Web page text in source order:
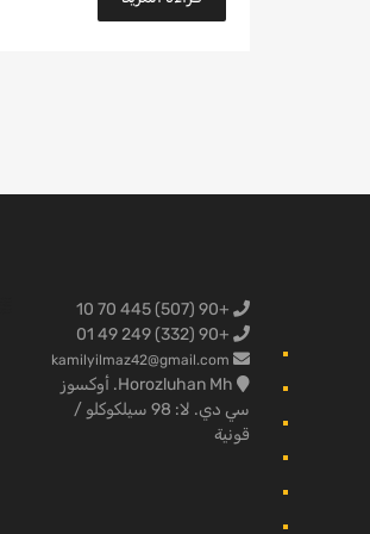
+90 (507) 445 70 10
+90 (332) 249 49 01
kamilyilmaz42@gmail.com
Horozluhan Mh. أوكسوز
سي دي. لا: 98 سيلكوكلو /
قونية